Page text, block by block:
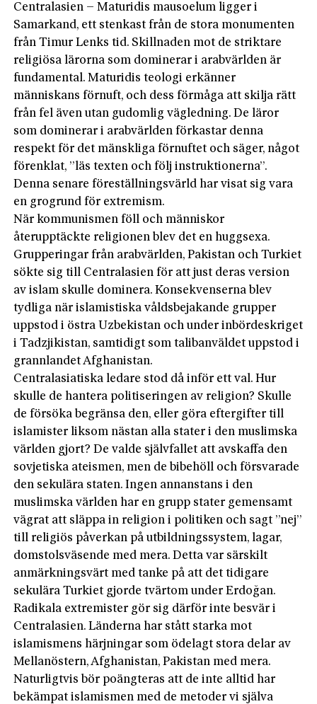
Centralasien – Maturidis mausoelum ligger i
Samarkand, ett stenkast från de stora monumenten
från Timur Lenks tid. Skillnaden mot de striktare
religiösa lärorna som dominerar i arabvärlden är
fundamental. Maturidis teologi erkänner
människans förnuft, och dess förmåga att skilja rätt
från fel även utan gudomlig vägledning. De läror
som dominerar i arabvärlden förkastar denna
respekt för det mänskliga förnuftet och säger, något
förenklat, ”läs texten och följ instruktionerna”.
Denna senare föreställningsvärld har visat sig vara
en grogrund för extremism.
När kommunismen föll och människor
återupptäckte religionen blev det en huggsexa.
Grupperingar från arabvärlden, Pakistan och Turkiet
sökte sig till Centralasien för att just deras version
av islam skulle dominera. Konsekvenserna blev
tydliga när islamistiska våldsbejakande grupper
uppstod i östra Uzbekistan och under inbördeskriget
i Tadzjikistan, samtidigt som talibanväldet uppstod i
grannlandet Afghanistan.
Centralasiatiska ledare stod då inför ett val. Hur
skulle de hantera politiseringen av religion? Skulle
de försöka begränsa den, eller göra eftergifter till
islamister liksom nästan alla stater i den muslimska
världen gjort? De valde självfallet att avskaffa den
sovjetiska ateismen, men de bibehöll och försvarade
den sekulära staten. Ingen annanstans i den
muslimska världen har en grupp stater gemensamt
vägrat att släppa in religion i politiken och sagt ”nej”
till religiös påverkan på utbildningssystem, lagar,
domstolsväsende med mera. Detta var särskilt
anmärkningsvärt med tanke på att det tidigare
sekulära Turkiet gjorde tvärtom under Erdoğan.
Radikala extremister gör sig därför inte besvär i
Centralasien. Länderna har stått starka mot
islamismens härjningar som ödelagt stora delar av
Mellanöstern, Afghanistan, Pakistan med mera.
Naturligtvis bör poängteras att de inte alltid har
bekämpat islamismen med de metoder vi själva